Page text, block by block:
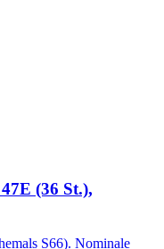
(36 St.),
S66). Nominale